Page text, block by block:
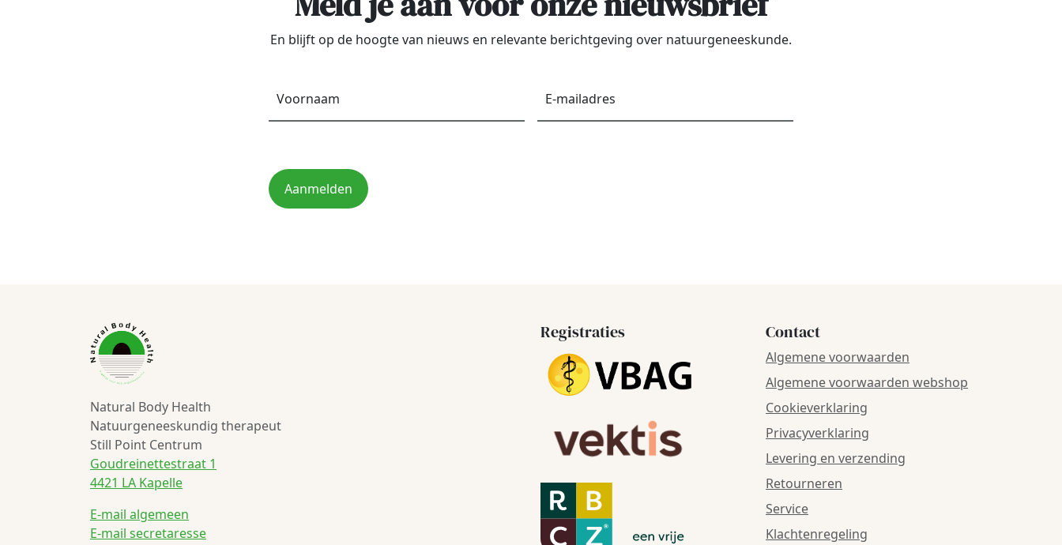
En blijft op de hoogte van nieuws en relevante berichtgeving over natuurgeneeskunde.
Aanmelden
Natural Body Health
Natuurgeneeskundig therapeut
Still Point Centrum
Goudreinettestraat 1
4421 LA Kapelle
E-mail algemeen
E-mail secretaresse
Registraties Contact
Algemene voorwaarden
Algemene voorwaarden webshop
Cookieverklaring
Privacyverklaring
Levering en verzending
Retourneren
Service
Klachtenregeling